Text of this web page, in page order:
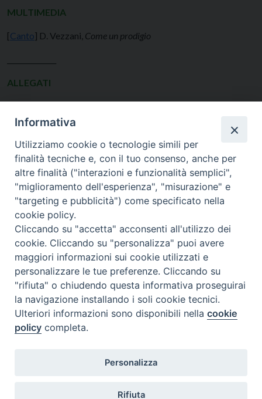
MULTIMEDIA
[Canto] D. Vezzani, Come un prodigio
ALLEGATI
Piazza Mario Dottori, 14
02047 Poggio Mirteto (Rieti)
Informativa
Utilizziamo cookie o tecnologie simili per
finalità tecniche e, con il tuo consenso, anche per
altre finalità ("interazioni e funzionalità semplici",
"miglioramento dell'esperienza", "misurazione" e
"targeting e pubblicità") come specificato nella
cookie policy.
Cliccando su "accetta" acconsenti all'utilizzo dei
cookie. Cliccando su "personalizza" puoi avere
maggiori informazioni sui cookie utilizzati e
personalizzare le tue preferenze. Cliccando su
"rifiuta" o chiudendo questa informativa proseguirai
la navigazione installando i soli cookie tecnici.
Ulteriori informazioni sono disponibili nellacookie
policy completa.
Personalizza
Rifiuta